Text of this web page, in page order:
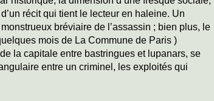
récit qui tient le lecteur en haleine. Un
bréviaire de l’assassin ; bien plus, le
mois de La Commune de Paris )
la capitale entre bastringues et lupanars, se
entre un criminel, les exploités qui